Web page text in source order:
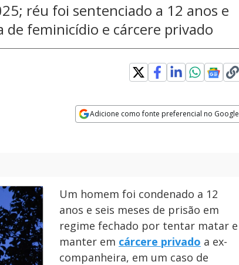
réu foi sentenciado a 12 anos e
feminicídio e cárcere privado
Adicione como fonte preferencial no Google
Um homem foi condenado a 12
anos e seis meses de prisão em
regime fechado por tentar matar e
manter em cárcere privado a ex-
companheira, em um caso de